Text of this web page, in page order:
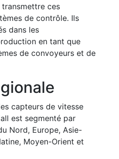
ces
de contrôle. Ils
dans les
en tant que
de convoyeurs et de
capteurs de vitesse
est segmenté par
Nord, Europe, Asie-
Moyen-Orient et